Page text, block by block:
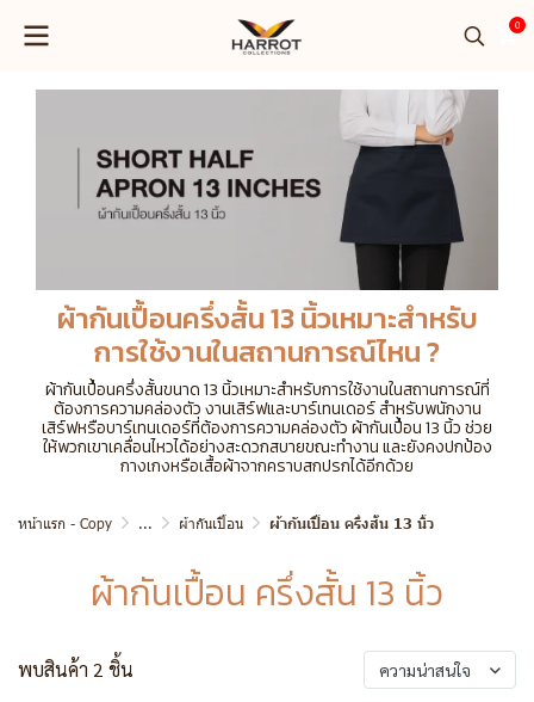
0
ผ้ากันเปื้อนครึ่งสั้น 13 นิ้วเหมาะสำหรับ
การใช้งานในสถานการณ์ไหน ?
ผ้ากันเปื้อนครึ่งสั้นขนาด 13 นิ้วเหมาะสำหรับการใช้งานในสถานการณ์ที่
ต้องการความคล่องตัว งานเสิร์ฟและบาร์เทนเดอร์ สำหรับพนักงาน
เสิร์ฟหรือบาร์เทนเดอร์ที่ต้องการความคล่องตัว ผ้ากันเปื้อน 13 นิ้ว ช่วย
ให้พวกเขาเคลื่อนไหวได้อย่างสะดวกสบายขณะทำงาน และยังคงปกป้อง
กางเกงหรือเสื้อผ้าจากคราบสกปรกได้อีกด้วย
หน้าแรก - Copy ... ผ้ากันเปื้อน ผ้ากันเปื้อน ครึ่งสั้น 13 นิ้ว
ผ้ากันเปื้อน ครึ่งสั้น 13 นิ้ว
พบสินค้า 2 ชิ้น ความน่าสนใจ